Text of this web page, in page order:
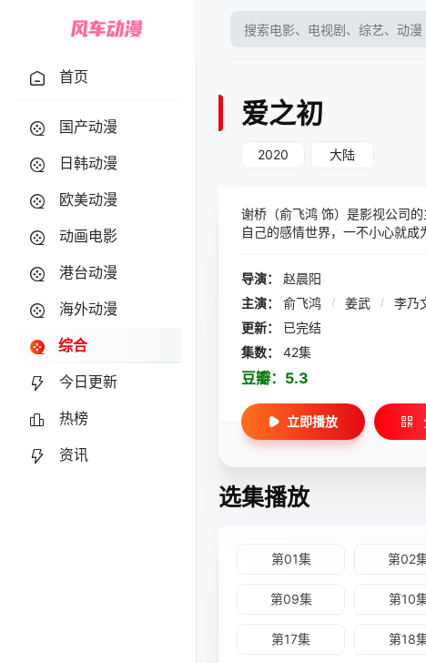
首页
国产动漫
日韩动漫
欧美动漫
动画电影
港台动漫
海外动漫
综合
今日更新
热榜
资讯
爱之初
2020 大陆
谢桥（俞飞鸿 饰）是影视公司
自己的感情世界，一不小心就
终，在半推半就之下，她还是
就看对了眼，为了和秦淮结婚
桥才发现，秦淮隐藏着很多不为
导演：
赵晨阳
主演：
俞飞鸿 / 姜武 / 李乃
更新：
已完结
集数：
42集
豆瓣： 5.3
立即播放
选集播放
第01集 第02
第09集 第10
第17集 第18